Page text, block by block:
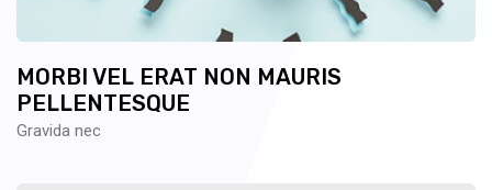
MORBI VEL ERAT NON MAURIS
PELLENTESQUE
Gravida nec